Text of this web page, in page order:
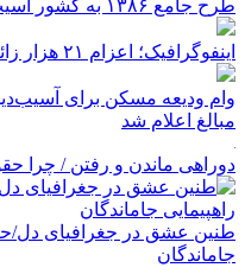
طرح جامع ۱۳۸۶ به کشور آسیب زد
اینفوگرافیک؛ اعزام ۲۱ هزار زائر اربعین از آذربایجان‌شرقی
وام ودیعه مسکن برای
مبالغ اعلام شد
دوراهی ماندن و رفتن / چرا
طنین عشق در جغرافیای دل/
جاماندگان